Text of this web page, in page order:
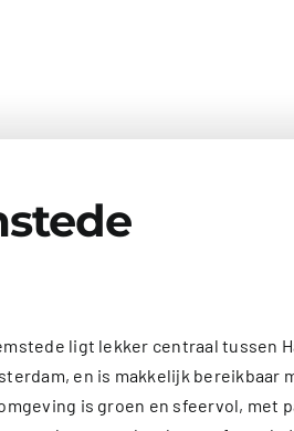
ligt lekker centraal tussen
en is makkelijk bereikbaar
is groen en sfeervol, met